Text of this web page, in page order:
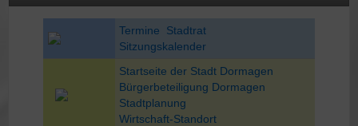
Termine Stadtrat
Sitzungskalender
Startseite der Stadt Dormagen
Bürgerbeteiligung Dormagen
Stadtplanung
Wirtschaft-Standort